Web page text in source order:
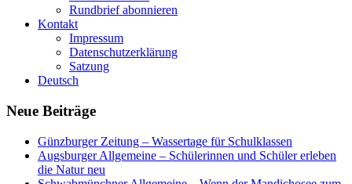
Rundbrief abonnieren
Kontakt
Impressum
Datenschutzerklärung
Satzung
Deutsch
Neue Beiträge
Günzburger Zeitung – Wassertage für Schulklassen
Augsburger Allgemeine – Schülerinnen und Schüler erleben
die Natur neu